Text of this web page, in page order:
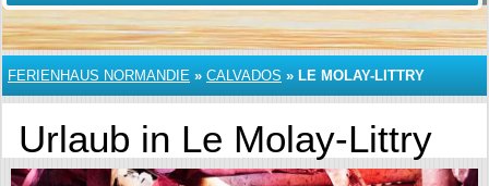
FERIENHAUS NORMANDIE » CALVADOS » LE MOLAY-LITTRY
Urlaub in Le Molay-Littry